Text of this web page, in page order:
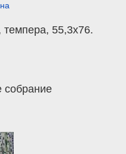
темпера, 55,3x76.
собрание